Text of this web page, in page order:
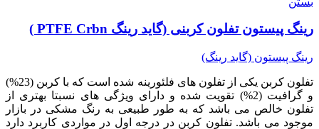
رینگ پیستون تفلون کربنی (گاید رینگ PTFE Crbn )
رینگ پیستون (گاید رینگ)
تفلون کربن یکی از تفلون های فلئورینه شده است که با کربن (23%)
و گرافیت (2%) تقویت شده و دارای ویژگی های نسبتا بهتری از
تفلون خالص می باشد که به طور طبیعی به رنگ مشکی در بازار
موجود می باشد. تفلون کربن در درجه اول در مواردی کاربرد دارد